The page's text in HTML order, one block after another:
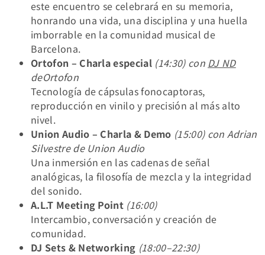
este encuentro se celebrará en su memoria,
honrando una vida, una disciplina y una huella
imborrable en la comunidad musical de
Barcelona.
Ortofon – Charla especial (14:30) con DJ ND
deOrtofon
Tecnología de cápsulas fonocaptoras,
reproducción en vinilo y precisión al más alto
nivel.
Union Audio – Charla & Demo (15:00) con Adrian
Silvestre de Union Audio
Una inmersión en las cadenas de señal
analógicas, la filosofía de mezcla y la integridad
del sonido.
A.L.T Meeting Point (16:00)
Intercambio, conversación y creación de
comunidad.
DJ Sets & Networking (18:00–22:30)